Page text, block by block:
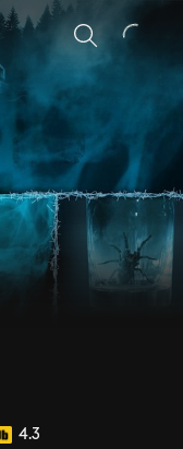
Sök
4.3